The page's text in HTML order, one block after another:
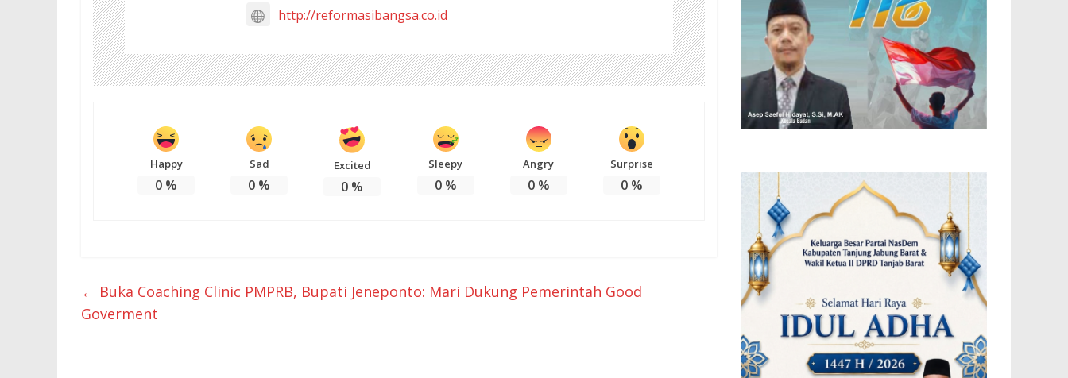
http://reformasibangsa.co.id
Happy
0 %
Sad
0 %
Excited
0 %
Sleepy
0%
Angry
0%
Surprise
0%
← Buka Coaching Clinic PMPRB, Bupati Jeneponto: Mari Dukung Pemerintah Good
Goverment